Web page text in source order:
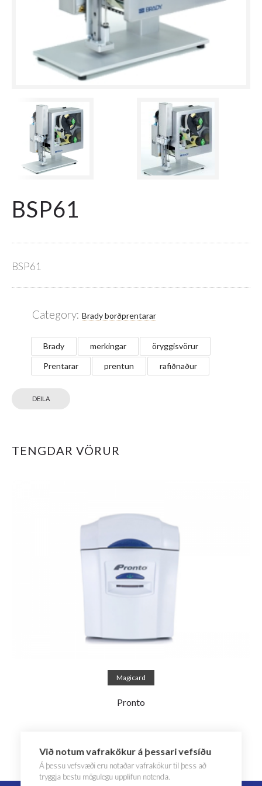
BSP61
BSP61
Category: Brady borðprentarar
Brady merkingar
öryggisvörur
Prentarar
prentun rafiðnaður
DEILA
TENGDAR VÖRUR
Read more
Magicard
Pronto
Við notum vafrakökur á þessari vefsíðu
Á þessu vefsvæði eru notaðar vafrakökur til þess að
tryggja bestu mögulegu upplifun notenda.